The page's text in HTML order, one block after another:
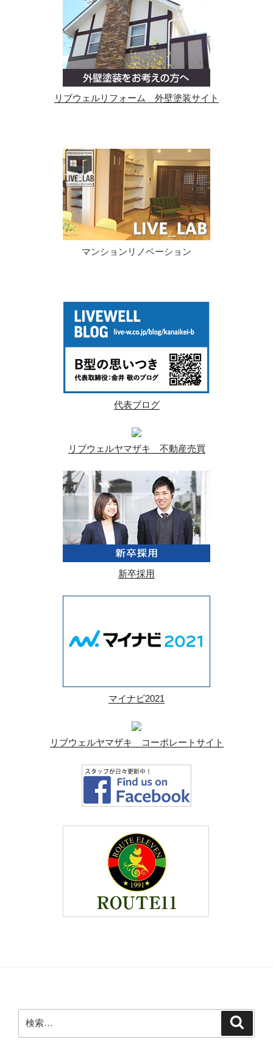
リブウェルリフォーム 外壁塗装サイト
マンションリノベーション
代表ブログ
リブウェルヤマザキ 不動産売買
新卒採用
マイナビ2021
リブウェルヤマザキ コーポレートサイト
索: